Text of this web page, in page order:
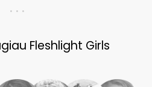
. . .
Fleshlight Girls